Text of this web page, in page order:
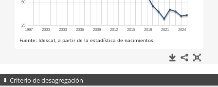
Criterio de desagregación